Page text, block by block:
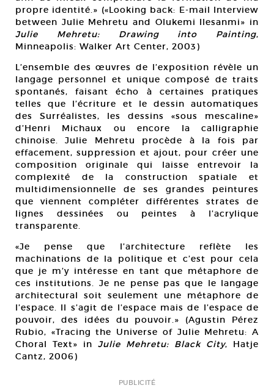
propre identité.» («Looking back: E-mail Interview
between Julie Mehretu and Olukemi Ilesanmi» in
Julie Mehretu: Drawing into Painting,
Minneapolis: Walker Art Center, 2003)
L’ensemble des œuvres de l’exposition révèle un
langage personnel et unique composé de traits
spontanés, faisant écho à certaines pratiques
telles que l’écriture et le dessin automatiques
des Surréalistes, les dessins «sous mescaline»
d’Henri Michaux ou encore la calligraphie
chinoise. Julie Mehretu procède à la fois par
effacement, suppression et ajout, pour créer une
composition originale qui laisse entrevoir la
complexité de la construction spatiale et
multidimensionnelle de ses grandes peintures
que viennent compléter différentes strates de
lignes dessinées ou peintes à l’acrylique
transparente.
«Je pense que l’architecture reflète les
machinations de la politique et c’est pour cela
que je m’y intéresse en tant que métaphore de
ces institutions. Je ne pense pas que le langage
architectural soit seulement une métaphore de
l’espace. Il s’agit de l’espace mais de l’espace de
pouvoir, des idées du pouvoir.» (Agustin Pérez
Rubio, «Tracing the Universe of Julie Mehretu: A
Choral Text» in Julie Mehretu: Black City, Hatje
Cantz, 2006)
PUBLICITÉ